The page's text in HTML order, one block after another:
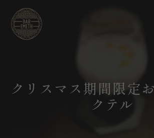
クリスマス期間限定
クテル